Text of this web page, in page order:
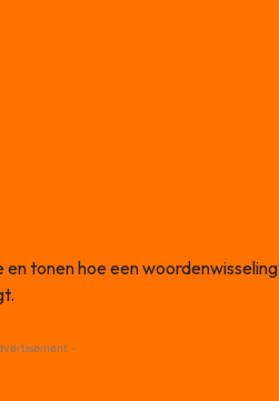
tonen hoe een
-